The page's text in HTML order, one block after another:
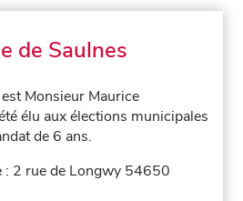
de Saulnes
Monsieur Maurice
élu aux élections municipales
de 6 ans.
: 2 rue de Longwy 54650